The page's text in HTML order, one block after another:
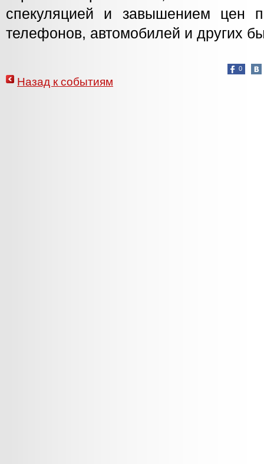
спекуляцией и завышением цен
телефонов, автомобилей и других
0
Назад к событиям